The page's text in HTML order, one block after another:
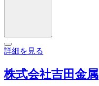
詳細を見る
株式会社吉田金属